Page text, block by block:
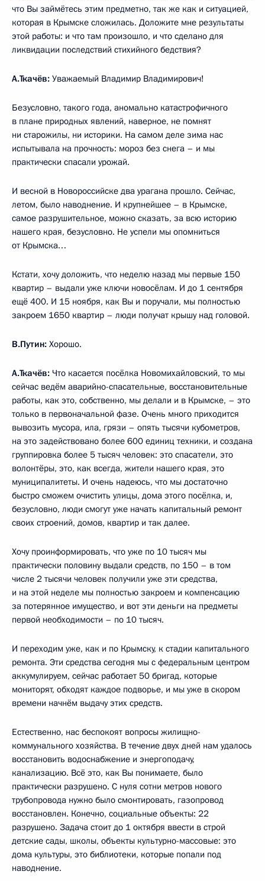
что Вы займётесь этим предметно, так же как и ситуацией,
которая в Крымске сложилась. Доложите мне результаты
этой работы: и что там произошло, и что сделано для
ликвидации последствий стихийного бедствия?
А.Ткачёв: Уважаемый Владимир Владимирович!
Безусловно, такого года, аномально катастрофичного
в плане природных явлений, наверное, не помнят
ни старожилы, ни историки. На самом деле зима нас
испытывала на прочность: мороз без снега – и мы
практически спасали урожай.
И весной в Новороссийске два урагана прошло. Сейчас,
летом, было наводнение. И крупнейшее – в Крымске,
самое разрушительное, можно сказать, за всю историю
нашего края, безусловно. Не успели мы опомниться
от Крымска…
Кстати, хочу доложить, что неделю назад мы первые 150
квартир – выдали уже ключи новосёлам. И до 1 сентября
ещё 400. И 15 ноября, как Вы и поручали, мы полностью
закроем 1650 квартир – люди получат крышу над головой.
В.Путин: Хорошо.
А.Ткачёв: Что касается посёлка Новомихайловский, то мы
сейчас ведём аварийно-спасательные, восстановительные
работы, как это, собственно, мы делали и в Крымске, – это
только в первоначальной фазе. Очень много приходится
вывозить мусора, ила, грязи – опять тысячи кубометров,
на это задействовано более 600 единиц техники, и создана
группировка более 5 тысяч человек: это спасатели, это
волонтёры, это, как всегда, жители нашего края, это
муниципалитеты. И очень надеюсь, что мы достаточно
быстро сможем очистить улицы, дома этого посёлка, и,
безусловно, люди смогут уже начать капитальный ремонт
своих строений, домов, квартир и так далее.
Хочу проинформировать, что уже по 10 тысяч мы
практически половину выдали средств, по 150 – в том
числе 2 тысячи человек получили уже эти средства,
и на этой неделе мы полностью закроем и компенсацию
за потерянное имущество, и вот эти деньги на предметы
первой необходимости – по 10 тысяч.
И переходим уже, как и по Крымску, к стадии капитального
ремонта. Эти средства сегодня мы с федеральным центром
аккумулируем, сейчас работает 50 бригад, которые
мониторят, обходят каждое подворье, и мы уже в скором
времени начнём выдачу этих средств.
Естественно, нас беспокоят вопросы жилищно-
коммунального хозяйства. В течение двух дней нам удалось
восстановить водоснабжение и энергоподачу,
канализацию. Всё это, как Вы понимаете, было
практически разрушено. С нуля сотни метров нового
трубопровода нужно было смонтировать, газопровод
восстановлен. Конечно, социальные объекты: 22
разрушено. Задача стоит до 1 октября ввести в строй
детские сады, школы, объекты культурно-массовые: это
дома культуры, это библиотеки, которые попали под
наводнение.